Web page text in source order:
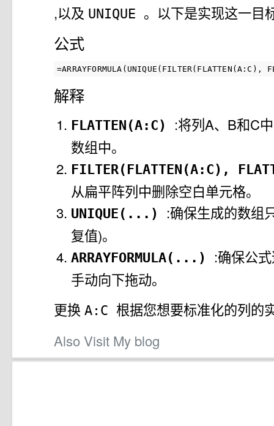
,以及 UNIQUE 。以下是实现这一目
公式
解释
FLATTEN(A:C) :将列A、B和C
数组中。
FILTER(FLATTEN(A:C),
从扁平阵列中删除空白单元格。
UNIQUE(...) :确保生成的数组
复值)。
ARRAYFORMULA(...) :确保公
手动向下拖动。
更换 A:C 根据您想要标准化的列的
Also Visit My blog